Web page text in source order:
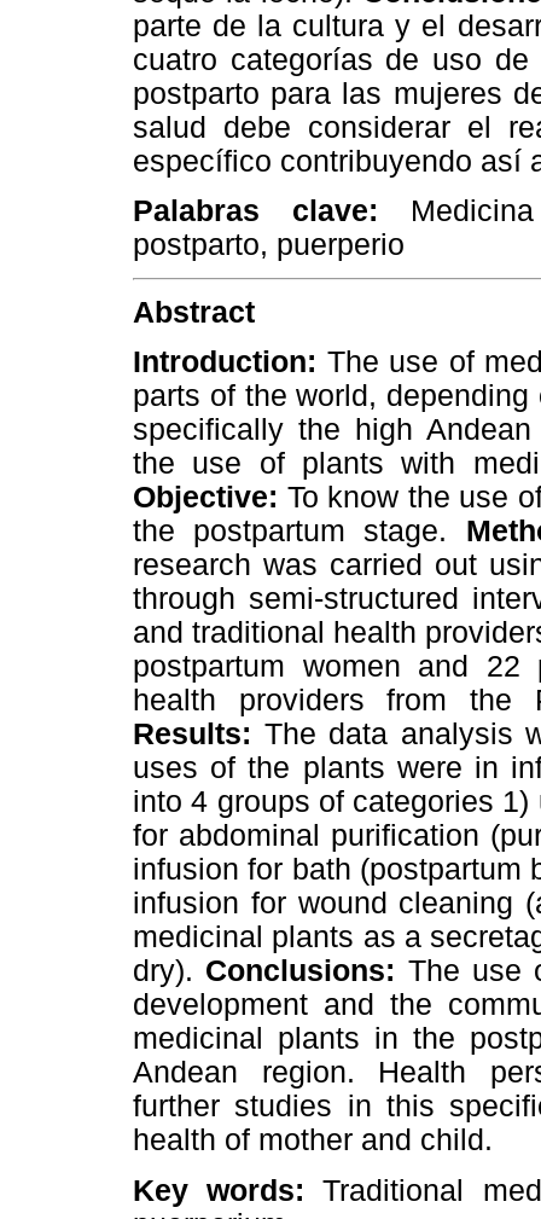
parte de la cultura y el
cuatro categorías de uso
postparto para las mujeres
salud debe considerar el
específico contribuyendo así
Palabras clave:
postparto, puerperio
Abstract
Introduction: The use of
parts of the world,
specifically the high
the use of plants with
Objective: To know the use
the postpartum stage.
research was carried out
through semi-structured
and traditional health
postpartum women and 22
health providers from the
Results: The data analysis
uses of the plants were in
into 4 groups of categories
for abdominal purification
infusion for bath (postpartum
infusion for wound cleaning
medicinal plants as a
dry). Conclusions: The use
development and the
medicinal plants in the
Andean region. Health
further studies in this
health of mother and child.
Key words: Traditional